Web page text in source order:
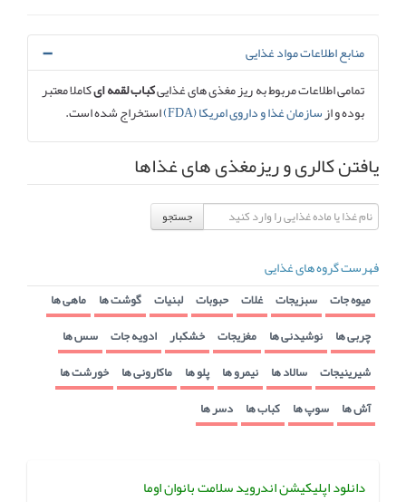
منابع اطلاعات مواد غذایی
تمامی اطلاعات مربوط به ریز مغذی های غذاییکباب لقمه ایکاملا معتبر
بوده و ازسازمان غذا و داروی امریکا (FDA) استخراج شده است.
یافتن کالری و ریزمغذی های غذاها
جستجو
فهرست گروه های غذایی
میوه جات سبزیجات غلات حبوبات لبنیات گوشت ها ماهی ها
چربی ها نوشیدنی ها مغزیجات خشکبار ادویه جات سس ها
شیرینیجات سالاد ها نیمرو ها پلو ها ماکارونی ها خورشت ها
آش ها سوپ ها کباب ها دسر ها
دانلود اپلیکیشن اندروید سلامت بانوان اوما